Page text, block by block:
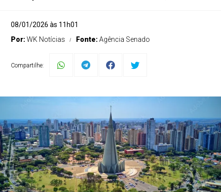
08/01/2026 às 11h01
Por:WK Notícias Fonte:Agência Senado
Compartilhe: